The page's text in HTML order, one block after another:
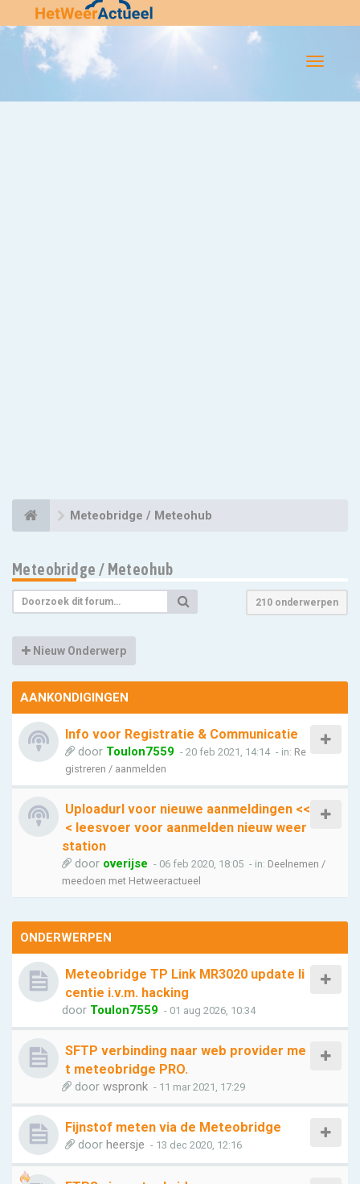
Flip-
Meteobridge / Meteohub
Meteobridge / Meteohub
210 onderwerpen
Nieuw Onderwerp
AANKONDIGINGEN
Info voor Registratie & Communicatie
door Toulon7559 - 20 feb 2021, 14:14 - in: Re
gistreren / aanmelden
Uploadurl voor nieuwe aanmeldingen <<
< leesvoer voor aanmelden nieuw weer
station
door overijse - 06 feb 2020, 18:05 - in: Deelnemen /
meedoen met Hetweeractueel
ONDERWERPEN
Meteobridge TP Link MR3020 update li
centie i.v.m. hacking
door Toulon7559 - 01 aug 2026, 10:34
SFTP verbinding naar web provider me
t meteobridge PRO.
door wspronk - 11 mar 2021, 17:29
Fijnstof meten via de Meteobridge
door heersje - 13 dec 2020, 12:16